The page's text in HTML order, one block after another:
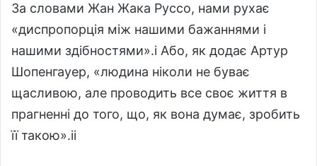
За словами Жан Жака Руссо, нами рухає
«диспропорція між нашими бажаннями і
нашими здібностями».i Або, як додає Артур
Шопенгауер, «людина ніколи не буває
щасливою, але проводить все своє життя в
прагненні до того, що, як вона думає, зробить
її такою».ii